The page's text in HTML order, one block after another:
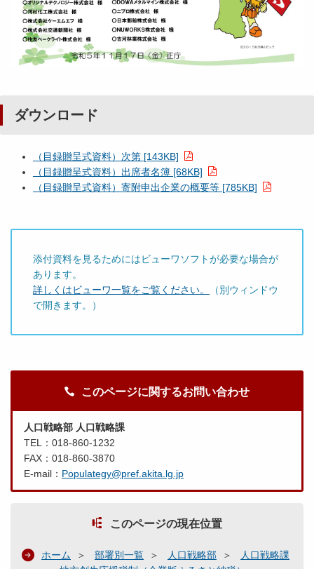
ダウンロード
（目録贈呈式資料）次第 [143KB]
（目録贈呈式資料）出席者名簿 [68KB]
（目録贈呈式資料）寄附申出企業の概要等 [785KB]
添付資料を見るためにはビューワソフトが必要な場合が
あります。
詳しくはビューワ一覧をご覧ください。
（別ウィンドウ
で開きます。）
このページに関するお問い合わせ
人口戦略部 人口戦略課
TEL：018-860-1232
FAX：018-860-3870
E-mail： Populategy@pref.akita.lg.jp
このページの現在位置
ホーム 部署別一覧 人口戦略部
人口戦略課